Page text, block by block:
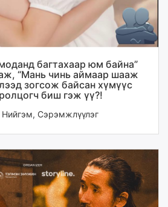
багтахаар юм байна”
“Мань чинь аймаар шааж
зогсож байсан хүмүүс
биш гэж үү?!
Нийгэм, Сэрэмжлүүлэг